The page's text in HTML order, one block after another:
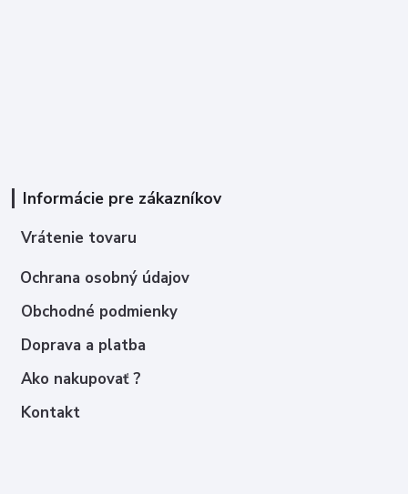
Informácie pre zákazníkov
Vrátenie tovaru
Ochrana osobný údajov
Obchodné podmienky
Doprava a platba
Ako nakupovať ?
Kontakt